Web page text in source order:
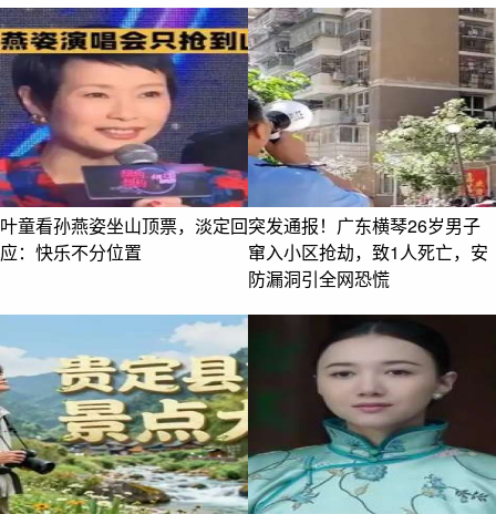
叶童看孙燕姿坐山顶票，淡定回
应：快乐不分位置
突发通报！广东横琴26岁男子
窜入小区抢劫，致1人死亡，安
防漏洞引全网恐慌